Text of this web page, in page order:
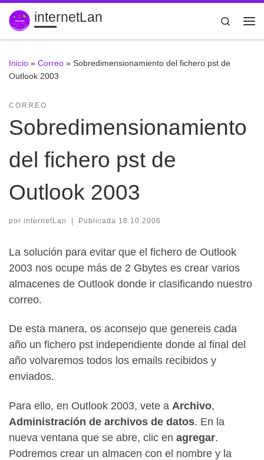
Saltar al contenido
internetLan
Search
Inicio » Correo » Sobredimensionamiento del fichero pst de
Outlook 2003
CORREO
Sobredimensionamiento
del fichero pst de
Outlook 2003
por internetLan | Publicada 18.10.2006
La solución para evitar que el fichero de Outlook
2003 nos ocupe más de 2 Gbytes es crear varios
almacenes de Outlook donde ir clasificando nuestro
correo.
De esta manera, os aconsejo que genereis cada
año un fichero pst independiente donde al final del
año volvaremos todos los emails recibidos y
enviados.
Para ello, en Outlook 2003, vete a Archivo,
Administración de archivos de datos. En la
nueva ventana que se abre, clic en agregar.
Podremos crear un almacen con el nombre y la